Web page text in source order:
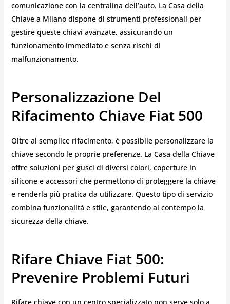
comunicazione con la centralina dell’auto. La Casa della
Chiave a Milano dispone di strumenti professionali per
gestire queste chiavi avanzate, assicurando un
funzionamento immediato e senza rischi di
malfunzionamento.
Personalizzazione Del
Rifacimento Chiave Fiat 500
Oltre al semplice rifacimento, è possibile personalizzare la
chiave secondo le proprie preferenze. La Casa della Chiave
offre soluzioni per gusci di diversi colori, coperture in
silicone e accessori che permettono di proteggere la chiave
e renderla più pratica da utilizzare. Questo tipo di servizio
combina funzionalità e stile, garantendo al contempo la
sicurezza della chiave.
Rifare Chiave Fiat 500:
Prevenire Problemi Futuri